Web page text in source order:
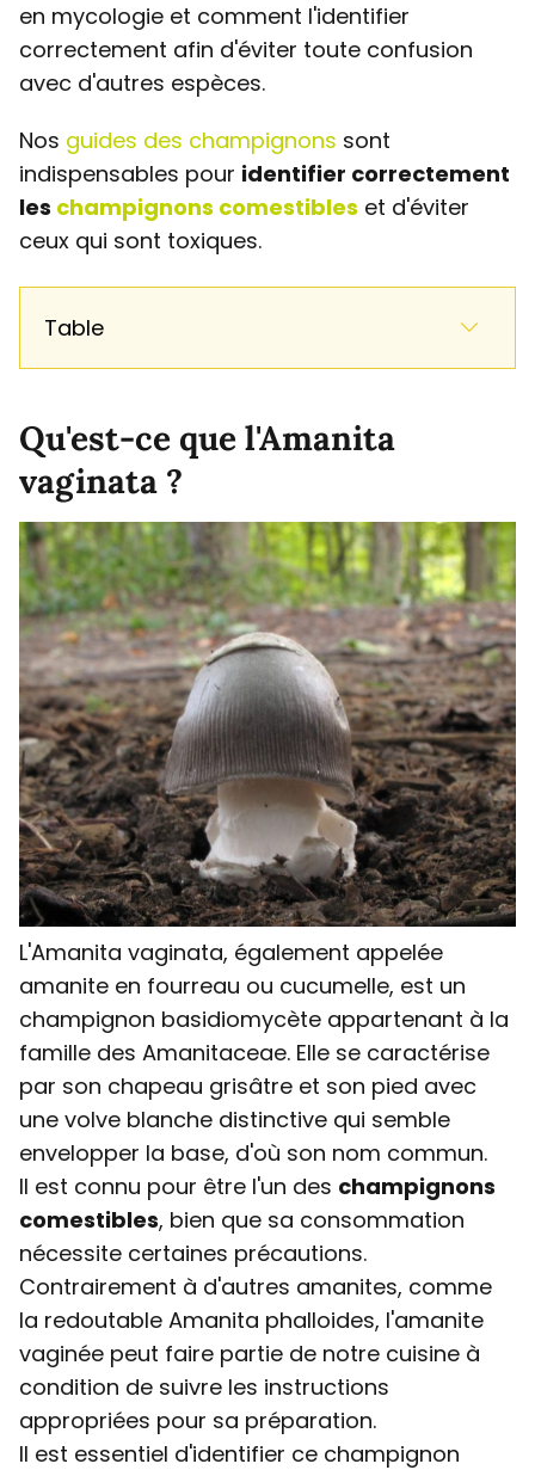
en mycologie et comment l'identifier
correctement afin d'éviter toute confusion
avec d'autres espèces.
Nos guides des champignons sont
indispensables pour identifier correctement
les champignons comestibles et d'éviter
ceux qui sont toxiques.
Table
Qu'est-ce que l'Amanita
vaginata ?
L'Amanita vaginata, également appelée
amanite en fourreau ou cucumelle, est un
champignon basidiomycète appartenant à la
famille des Amanitaceae. Elle se caractérise
par son chapeau grisâtre et son pied avec
une volve blanche distinctive qui semble
envelopper la base, d'où son nom commun.
Il est connu pour être l'un des champignons
comestibles, bien que sa consommation
nécessite certaines précautions.
Contrairement à d'autres amanites, comme
la redoutable Amanita phalloides, l'amanite
vaginée peut faire partie de notre cuisine à
condition de suivre les instructions
appropriées pour sa préparation.
Il est essentiel d'identifier ce champignon